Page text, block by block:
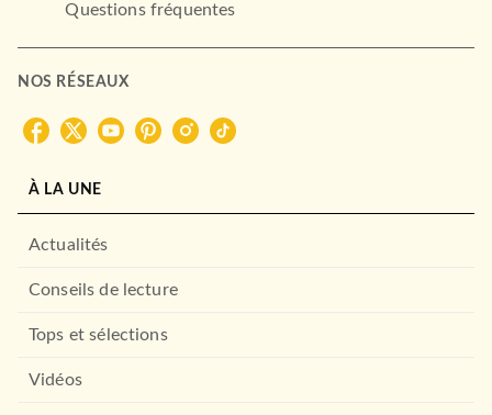
Questions fréquentes
NOS RÉSEAUX
À LA UNE
Actualités
Conseils de lecture
Tops et sélections
Vidéos